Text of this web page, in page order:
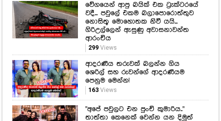
වේගයෙන් ආපු බයික් එක ට්‍රැක්ටරයේ
වදී... පවුලේ එකම බලාපොරොත්තුව
නොසිතූ මොහොතක නිවී යයි...
ගිරිඋල්ලෙන් ඇසුණු අවාසනාවන්ත
ආරංචිය
299Views
ආදරණීය තරුවක් බලන්න ගිය
ශෙරිල් සහ රුවන්ගේ ආදරණීයම
පෙනුම මෙන්න!
163Views
"අපේ පවුලට එන පුංචි කුමාරිය.."
තාත්තා කෙනෙක් වෙන්න යන දිමුත්